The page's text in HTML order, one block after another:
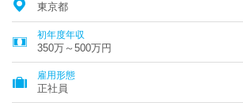
東京都
初年度年収
350万～500万円
雇用形態
正社員